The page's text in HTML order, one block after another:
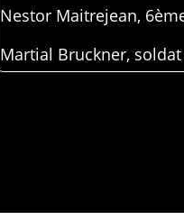
Nestor Maitrejean,
Martial Bruckner,